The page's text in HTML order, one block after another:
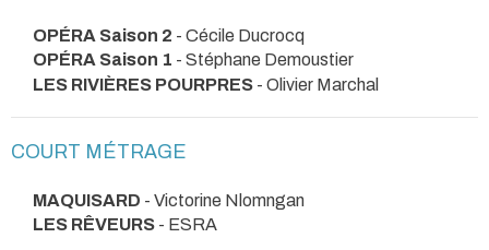
OPÉRA Saison 2 - Cécile Ducrocq
OPÉRA Saison 1 - Stéphane Demoustier
LES RIVIÈRES POURPRES - Olivier Marchal
COURT MÉTRAGE
MAQUISARD - Victorine Nlomngan
LES RÊVEURS - ESRA